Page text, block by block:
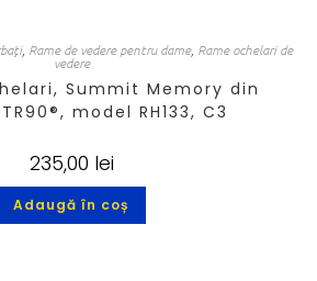
, Rame de vedere pentru dame, Rame ochelari de
vedere
Summit Memory din
model RH133, C3
235,00 lei
Adaugă în coș